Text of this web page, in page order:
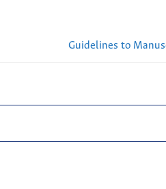
Guidelines to